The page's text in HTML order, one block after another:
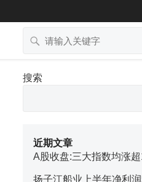
搜索
近期文章
A股收盘:三大指数均涨
扬子江船业上半年净利